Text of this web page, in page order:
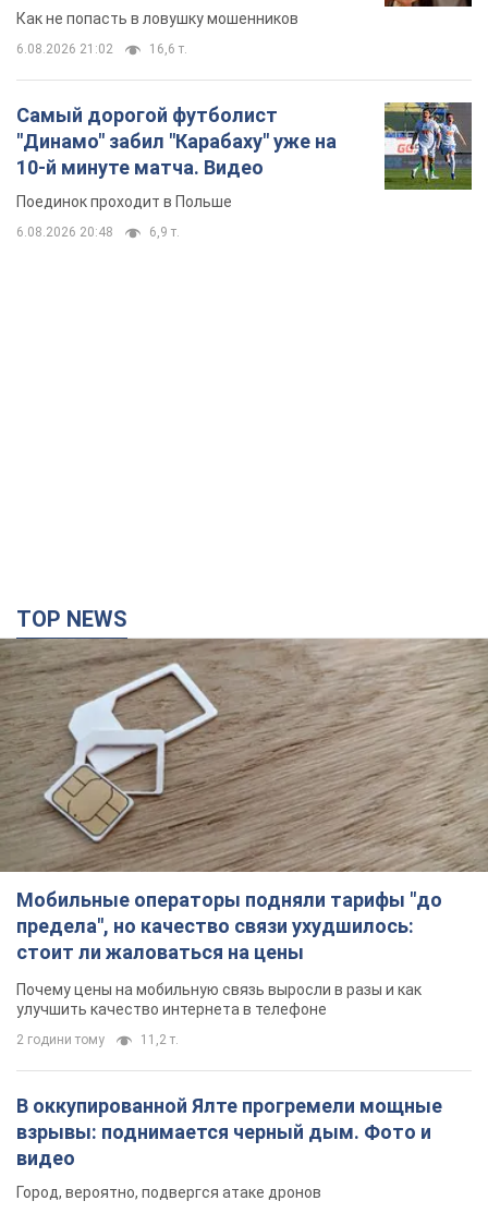
Как не попасть в ловушку мошенников
6.08.2026 21:02 16,6 т.
Самый дорогой футболист
"Динамо" забил "Карабаху" уже на
10-й минуте матча. Видео
Поединок проходит в Польше
6.08.2026 20:48 6,9 т.
TOP NEWS
Мобильные операторы подняли тарифы "до
предела", но качество связи ухудшилось:
стоит ли жаловаться на цены
Почему цены на мобильную связь выросли в разы и как
улучшить качество интернета в телефоне
2 години тому 11,2 т.
В оккупированной Ялте прогремели мощные
взрывы: поднимается черный дым. Фото и
видео
Город, вероятно, подвергся атаке дронов